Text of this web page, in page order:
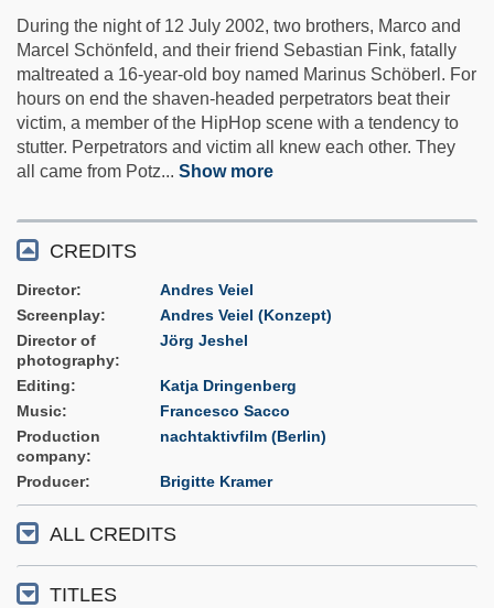
During the night of 12 July 2002, two brothers, Marco and
Marcel Schönfeld, and their friend Sebastian Fink, fatally
maltreated a 16-year-old boy named Marinus Schöberl. For
hours on end the shaven-headed perpetrators beat their
victim, a member of the HipHop scene with a tendency to
stutter. Perpetrators and victim all knew each other. They
all came from Potz... Show more
CREDITS
Director
Andres Veiel
Screenplay
Andres Veiel (Konzept)
Director of
photography
Jörg Jeshel
Editing
Katja Dringenberg
Music
Francesco Sacco
Production
company
nachtaktivfilm (Berlin)
Producer Brigitte Kramer
ALL CREDITS
TITLES